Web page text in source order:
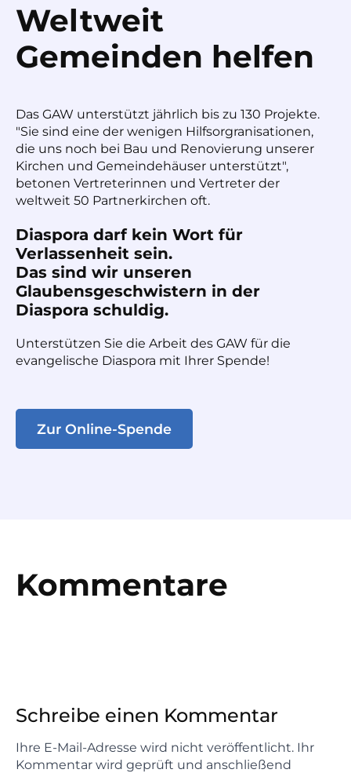
Weltweit
Gemeinden helfen
Das GAW unterstützt jährlich bis zu 130 Projekte.
"Sie sind eine der wenigen Hilfsorgranisationen,
die uns noch bei Bau und Renovierung unserer
Kirchen und Gemeindehäuser unterstützt",
betonen Vertreterinnen und Vertreter der
weltweit 50 Partnerkirchen oft.
Diaspora darf kein Wort für
Verlassenheit sein.
Das sind wir unseren
Glaubensgeschwistern in der
Diaspora schuldig.
Unterstützen Sie die Arbeit des GAW für die
evangelische Diaspora mit Ihrer Spende!
Zur Online-Spende
Kommentare
Schreibe einen Kommentar
Ihre E-Mail-Adresse wird nicht veröffentlicht. Ihr
Kommentar wird geprüft und anschließend